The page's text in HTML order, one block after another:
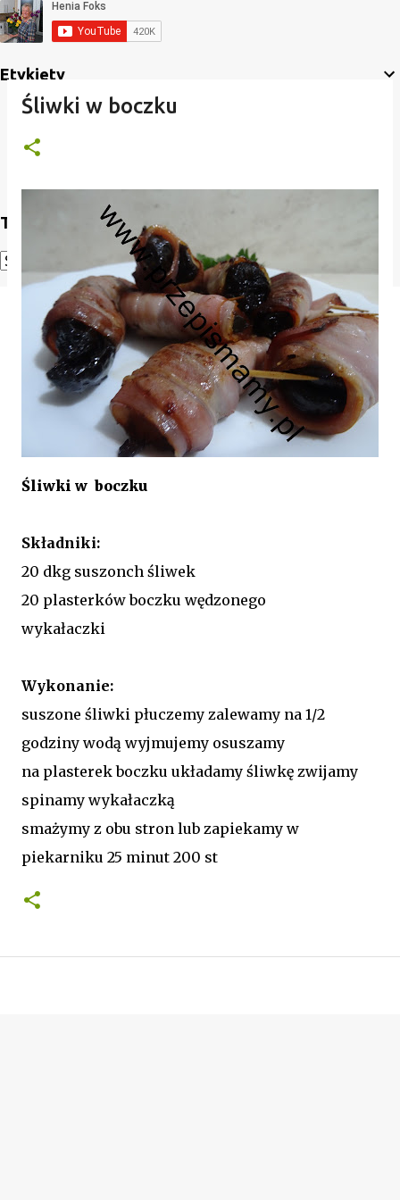
Etykiety
Translate
Powered by Translate
Śliwki w boczku
Śliwki w boczku
Składniki:
20 dkg suszonch śliwek
20 plasterków boczku wędzonego
wykałaczki
Wykonanie:
suszone śliwki płuczemy zalewamy na 1/2
godziny wodą wyjmujemy osuszamy
na plasterek boczku układamy śliwkę zwijamy
spinamy wykałaczką
smażymy z obu stron lub zapiekamy w
piekarniku 25 minut 200 st